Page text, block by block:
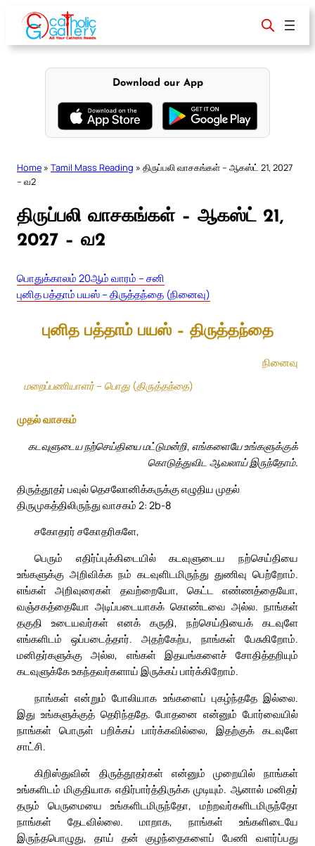
content
Download our App
Home » Tamil Mass Reading » திருப்பலி வாசகங்கள் – ஆகஸ்ட் 21, 2027
– வ2
திருப்பலி வாசகங்கள் – ஆகஸ்ட் 21,
2027 – வ2
பொதுக்காலம் 20ஆம் வாரம் – சனி
புனித பத்தாம் பயஸ் – திருத்தந்தை (நினைவு)
புனித பத்தாம் பயஸ் – திருத்தந்தை
நினைவு
மறைப்பணியாளர் – பொது (திருத்தந்தை)
முதல் வாசகம்
கடவுளுடைய நற்செய்தியை மட்டுமன்றி, எங்களையே உங்களுக்குக்
கொடுத்துவிட ஆவலாய் இருந்தோம்.
திருத்தூதர் பவுல் தெசலோனிக்கருக்கு எழுதிய முதல்
திருமுகத்திலிருந்து வாசகம் 2: 2b-8
சகோதரர் சகோதரிகளே,
பெரும் எதிர்ப்புக்கிடையில் கடவுளுடைய நற்செய்தியை
உங்களுக்கு அறிவிக்க நம் கடவுளிடமிருந்து துணிவு பெற்றோம்.
எங்கள் அறிவுரைகள் தவற்றையோ, கெட்ட எண்ணத்தையோ,
வஞ்சகத்தையோ அடிப்படையாகக் கொண்டவை அல்ல. நாங்கள்
தகுதி உடையவர்கள் எனக் கருதி, நற்செய்தியைக் கடவுளே
எங்களிடம் ஒப்படைத்தார். அதற்கேற்ப, நாங்கள் பேசுகிறோம்.
மனிதர்களுக்கு அல்ல, எங்கள் இதயங்களைச் சோதித்தறியும்
கடவுளுக்கே உகந்தவர்களாய் இருக்கப் பார்க்கிறோம்.
நாங்கள் என்றும் போலியாக உங்களைப் புகழ்ந்ததே இல்லை.
இது உங்களுக்குத் தெரிந்ததே. போதனை என்னும் போர்வையில்
நாங்கள் பொருள் பறிக்கப் பார்க்கவில்லை, இதற்குக் கடவுளே
சாட்சி.
கிறிஸ்துவின் திருத்தூதர்கள் என்னும் முறையில் நாங்கள்
உங்களிடம் மிகுதியாக எதிர்பார்த்திருக்க முடியும். ஆனால் மனிதர்
தரும் பெருமையை உங்களிடமிருந்தோ, மற்றவர்களிடமிருந்தோ
நாங்கள் தேடவில்லை. மாறாக, நாங்கள் உங்களிடையே
இருந்தபொழுது, தாய் தன் குழந்தைகளைப் பேணி வளர்ப்பது